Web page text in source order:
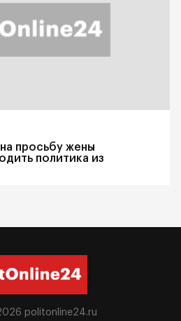
просьбу жены
политика из
politonline24.ru